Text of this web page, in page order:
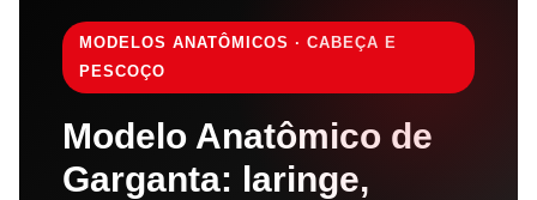
MODELOS ANATÔMICOS · CABEÇA E
PESCOÇO
Modelo Anatômico de
Garganta: laringe,